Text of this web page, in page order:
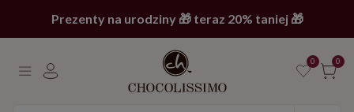
Prezenty na urodziny 🎁 teraz 20% taniej 🎁
0 0